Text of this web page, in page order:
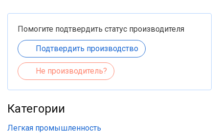
Помогите подтвердить статус производителя
Подтвердить производство
Не производитель?
Категории
Легкая промышленность